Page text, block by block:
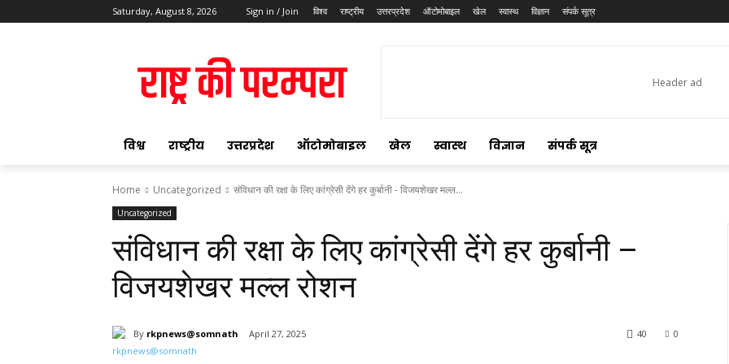
Saturday, August 8, 2026 Sign in / Join विश्व राष्ट्रीय उत्तरप्रदेश ऑटोमोबाइल खेल स्वास्थ विज्ञान संपर्क सूत्र
विश्व राष्ट्रीय उत्तरप्रदेश ऑटोमोबाइल खेल स्वास्थ विज्ञान संपर्क सूत्र
Home Uncategorized संविधान की रक्षा के लिए कांग्रेसी देंगे हर कुर्बानी - विजयशेखर मल्ल...
Uncategorized
संविधान की रक्षा के लिए कांग्रेसी देंगे हर कुर्बानी –
विजयशेखर मल्ल रोशन
By rkpnews@somnath April 27, 2025 0
40